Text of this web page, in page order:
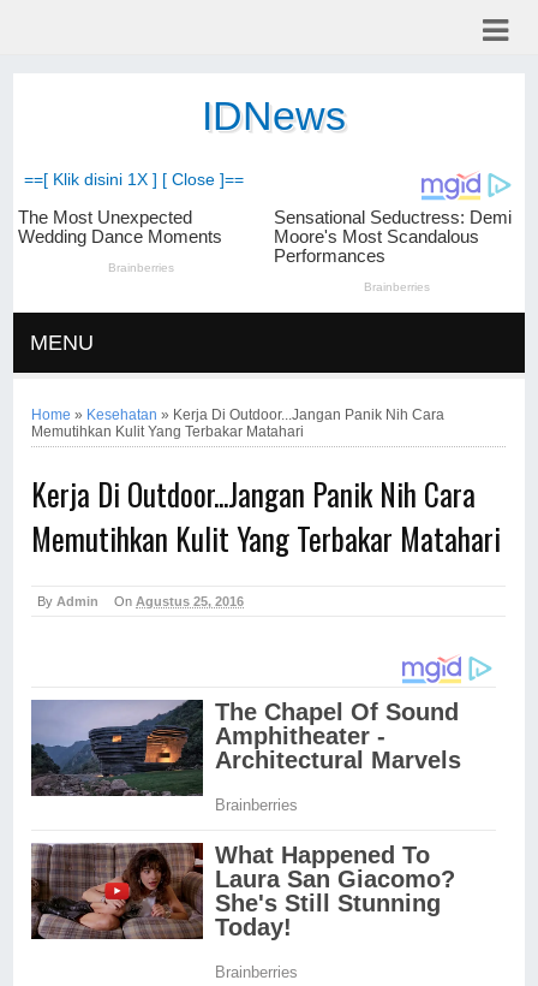
IDNews
MENU
Home » Kesehatan » Kerja Di Outdoor...Jangan Panik Nih Cara
Memutihkan Kulit Yang Terbakar Matahari
Kerja Di Outdoor...Jangan Panik Nih Cara
Memutihkan Kulit Yang Terbakar Matahari
By Admin On Agustus 25, 2016
==[ Klik disini 1X ] [ Close ]==